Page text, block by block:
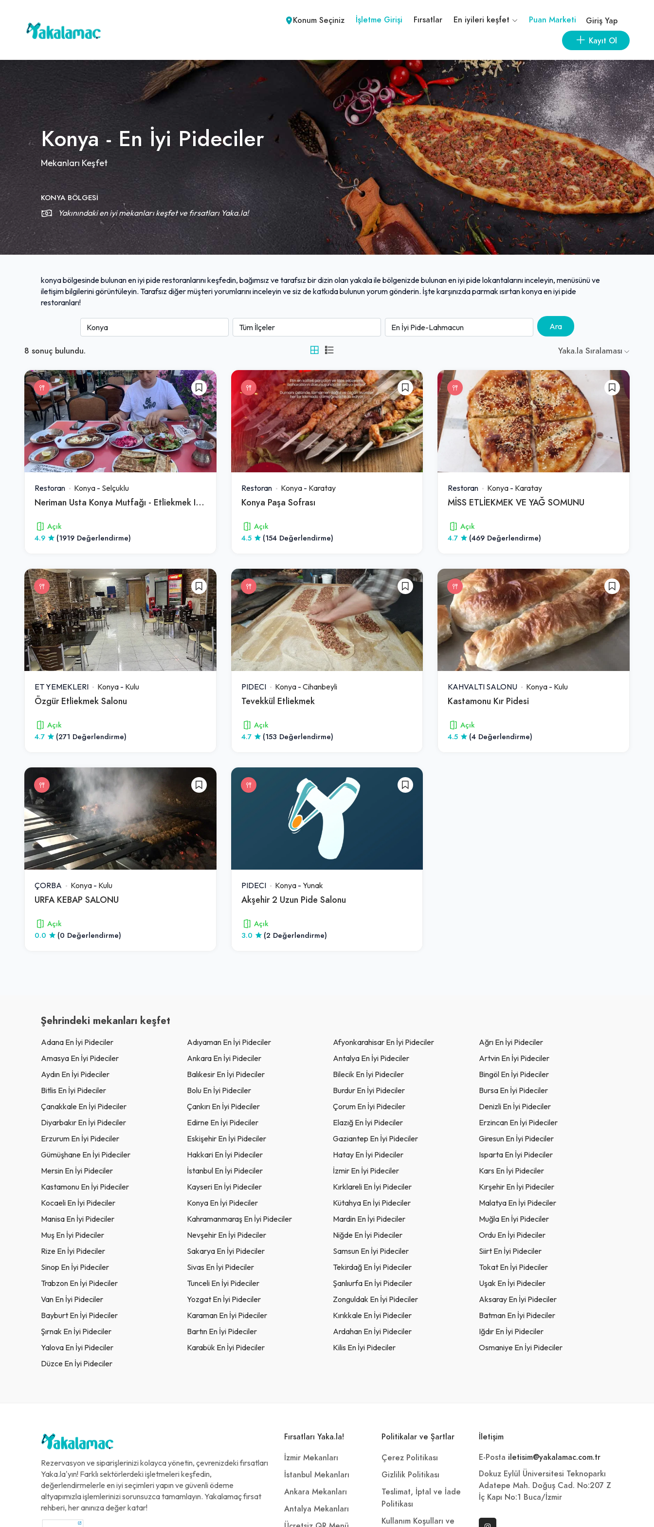
Konum Seçiniz İşletme Girişi Fırsatlar En iyileri keşfet Puan Marketi
Giriş Yap
Kayıt Ol
Konya - En İyi Pideciler
Mekanları Keşfet
KONYA BÖLGESI
Yakınındaki en iyi mekanları keşfet ve fırsatları Yaka.la!
konya bölgesinde bulunan en iyi pide restoranlarını keşfedin, bağımsız ve tarafsız bir dizin olan yakala ile bölgenizde bulunan en iyi pide lokantalarını inceleyin, menüsünü ve
iletişim bilgilerini görüntüleyin. Tarafsız diğer müşteri yorumlarını inceleyin ve siz de katkıda bulunun yorum gönderin. İşte karşınızda parmak ısırtan konya en iyi pide
restoranları!
Ara
8 sonuç bulundu. Yaka.la Sıralaması
Restoran Konya - Selçuklu
Neriman Usta Konya Mutfağı - Etliekmek Izgara
Açık
4.9
(1919 Değerlendirme)
Restoran Konya- Karatay
Konya Paşa Sofrası
Açık
4.5
(154 Değerlendirme)
Restoran Konya - Karatay
MİSS ETLİEKMEK VE YAĞ SOMUNU
Açık
4.7
(469 Değerlendirme)
ET YEMEKLERI Konya - Kulu
Özgür Etliekmek Salonu
Açık
4.7
(271 Değerlendirme)
PIDECI Konya- Cihanbeyli
Tevekkül Etliekmek
Açık
4.7
(153 Değerlendirme)
KAHVALTI SALONU Konya - Kulu
Kastamonu Kır Pidesi
Açık
4.5
(4 Değerlendirme)
ÇORBA Konya - Kulu
URFA KEBAP SALONU
Açık
0.0
(0 Değerlendirme)
PIDECI Konya- Yunak
Akşehir 2 Uzun Pide Salonu
Açık
3.0
(2 Değerlendirme)
Şehrindeki mekanları keşfet
Adana En İyi Pideciler Adıyaman En İyi Pideciler Afyonkarahisar En İyi Pideciler
Ağrı En İyi Pideciler
Amasya En İyi Pideciler
Ankara En İyi Pideciler Antalya En İyi Pideciler
Artvin En İyi Pideciler
Aydın En İyi Pideciler
Balıkesir En İyi Pideciler Bilecik En İyi Pideciler
Bingöl En İyi Pideciler
Bitlis En İyi Pideciler
Bolu En İyi Pideciler Burdur En İyi Pideciler
Bursa En İyi Pideciler
Çanakkale En İyi Pideciler
Çankırı En İyi Pideciler Çorum En İyi Pideciler
Denizli En İyi Pideciler
Diyarbakır En İyi Pideciler
Edirne En İyi Pideciler Elazığ En İyi Pideciler
Erzincan En İyi Pideciler
Erzurum En İyi Pideciler
Eskişehir En İyi Pideciler Gaziantep En İyi Pideciler
Giresun En İyi Pideciler
Gümüşhane En İyi Pideciler
Hakkari En İyi Pideciler Hatay En İyi Pideciler
Isparta En İyi Pideciler
Mersin En İyi Pideciler
İstanbul En İyi Pideciler İzmir En İyi Pideciler
Kars En İyi Pideciler
Kastamonu En İyi Pideciler
Kayseri En İyi Pideciler Kırklareli En İyi Pideciler
Kırşehir En İyi Pideciler
Kocaeli En İyi Pideciler
Konya En İyi Pideciler Kütahya En İyi Pideciler
Malatya En İyi Pideciler
Manisa En İyi Pideciler
Kahramanmaraş En İyi Pideciler Mardin En İyi Pideciler
Muğla En İyi Pideciler
Muş En İyi Pideciler
Nevşehir En İyi Pideciler Niğde En İyi Pideciler
Ordu En İyi Pideciler
Rize En İyi Pideciler
Sakarya En İyi Pideciler Samsun En İyi Pideciler
Siirt En İyi Pideciler
Sinop En İyi Pideciler
Sivas En İyi Pideciler Tekirdağ En İyi Pideciler
Tokat En İyi Pideciler
Trabzon En İyi Pideciler
Tunceli En İyi Pideciler Şanlıurfa En İyi Pideciler
Uşak En İyi Pideciler
Van En İyi Pideciler
Yozgat En İyi Pideciler Zonguldak En İyi Pideciler
Aksaray En İyi Pideciler
Bayburt En İyi Pideciler
Karaman En İyi Pideciler Kırıkkale En İyi Pideciler
Batman En İyi Pideciler
Şırnak En İyi Pideciler
Bartın En İyi Pideciler Ardahan En İyi Pideciler
Iğdır En İyi Pideciler
Yalova En İyi Pideciler
Karabük En İyi Pideciler Kilis En İyi Pideciler
Osmaniye En İyi Pideciler
Düzce En İyi Pideciler
Rezervasyon ve siparişlerinizi kolayca yönetin, çevrenizdeki fırsatları
Yaka.la'yın! Farklı sektörlerdeki işletmeleri keşfedin,
değerlendirmelerle en iyi seçimleri yapın ve güvenli ödeme
altyapımızla işlemlerinizi sorunsuzca tamamlayın. Yakalamaç fırsat
rehberi, her anınıza değer katar!
Fırsatları Yaka.la!
İzmir Mekanları
İstanbul Mekanları
Ankara Mekanları
Antalya Mekanları
Politikalar ve Şartlar
Çerez Politikası
Gizlilik Politikası
Teslimat, İptal ve İade
Politikası
Kullanım Koşulları ve
İletişim
E-Posta iletisim@yakalamac.com.tr
Dokuz Eylül Üniversitesi Teknoparkı
Adatepe Mah. Doğuş Cad. No:207 Z
İç Kapı No:1 Buca/İzmir